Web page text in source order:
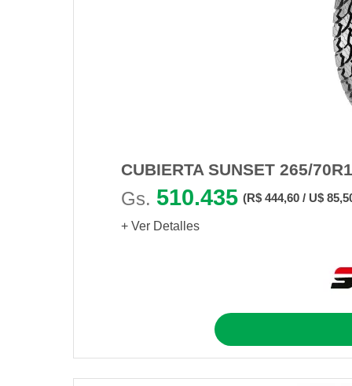
CUBIERTA SUNSET 265/
Gs. 510.435 (R$ 444,60 / U$
+ Ver Detalles